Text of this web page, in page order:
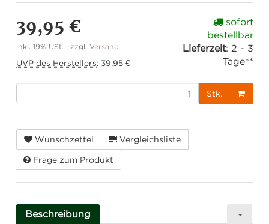
39,95 €
inkl. 19% USt. , zzgl.Versand
UVP des Herstellers: 39,95 €
sofort
bestellbar
Lieferzeit: 2 - 3
Tage**
Stk.
Wunschzettel Vergleichsliste
Frage zum Produkt
Beschreibung